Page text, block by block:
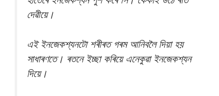
দেৱীয়ে।
এই ইনজেকশ্যনটো শৰীৰত গৰম আনিবলৈ দিয়া হয়
সাধাৰণতে। ৰতনে ইচ্ছা কৰিয়ে এনেকুৱা ইনজেকশ্যন
দিয়ে।